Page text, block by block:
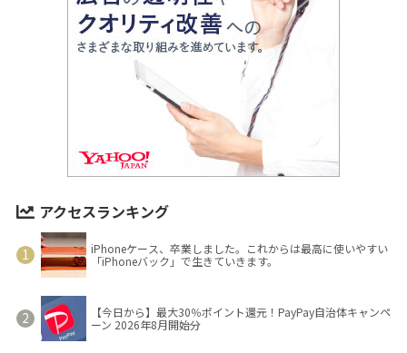
アクセスランキング
iPhoneケース、卒業しました。これからは最高に使いやすい
「iPhoneバック」で生きていきます。
【今日から】最大30％ポイント還元！PayPay自治体キャンペ
ーン 2026年8月開始分